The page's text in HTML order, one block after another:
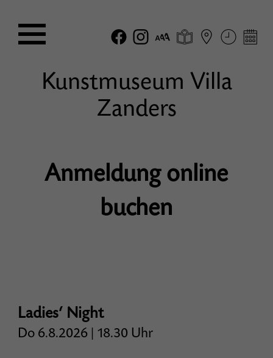
Kunstmuseum Villa
Zanders
Anmeldung online
buchen
Ladies‘ Night
Do 6.8.2026 | 18.30 Uhr